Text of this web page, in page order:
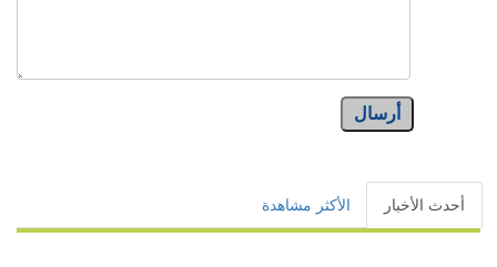
أرسال
أحدث الأخبار الأكثر مشاهدة